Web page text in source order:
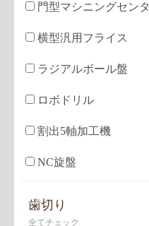
門型マシニングセンタ
横型汎用フライス
ラジアルボール盤
ロボドリル
割出5軸加工機
NC旋盤
歯切り
全てチェック